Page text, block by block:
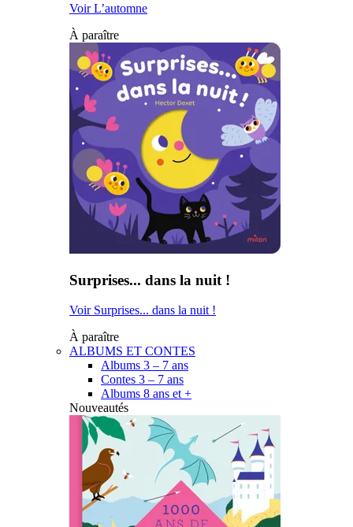
Voir L’automne
À paraître
Surprises... dans la nuit !
Voir Surprises... dans la nuit !
À paraître
ALBUMS ET CONTES
Albums 3 – 7 ans
Contes 3 – 7 ans
Albums 8 ans et +
Nouveautés